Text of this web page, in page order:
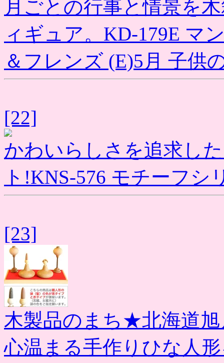
月ごとの行事と情景を
ィギュア。KD-179E マ
＆フレンズ (E)5月 子供
[22]
かわいらしさを追求し
ト!KNS-576 モチーフ
[23]
木製品のまち★北海道
心温まる手作りひな人